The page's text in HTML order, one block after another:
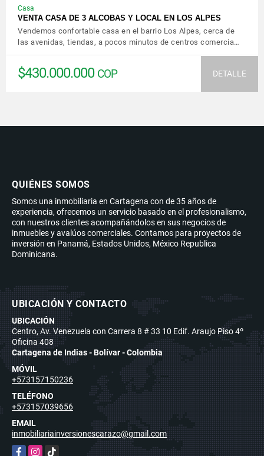
Casa
VENTA CASA DE 3 ALCOBAS Y LOCAL EN LOS ALPES
Vendemos confortable casa en el barrio Los Alpes, cerca de
las avenidas, tiendas, a pocos minutos de centros comercia…
$430.000.000 COP DETALLE
QUIÉNES SOMOS
Somos una inmobiliaria en Cartagena con de 35 años de
experiencia, ofrecemos un servicio basado en el profesionalismo,
con nuestros clientes acompañándolos en sus negocios de
inmuebles y avalúos comerciales. Contamos para proyectos de
inversión en Panamá, Estados Unidos, México Republica
Dominicana.
UBICACIÓN Y CONTACTO
UBICACIÓN
Centro, Av. Venezuela con Carrera 8 # 33 10 Edif. Araujo Piso 4º
Oficina 408
Cartagena de Indias - Bolívar - Colombia
MÓVIL
+573157150236
TELÉFONO
+573157039656
EMAIL
inmobiliariainversionescarazo@gmail.com
FacebookInstagram
TikTok